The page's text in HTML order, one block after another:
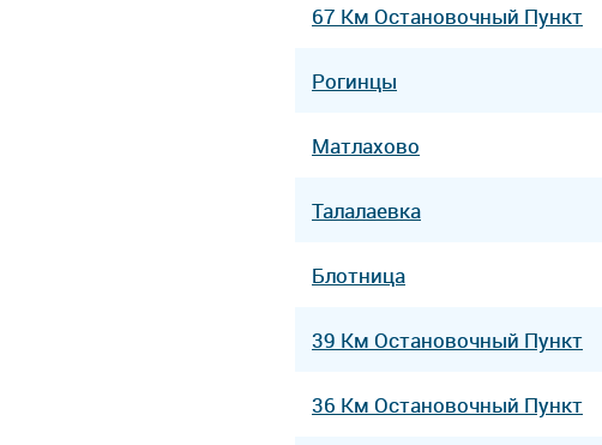
67 Км Остановочный Пункт
Рогинцы
Матлахово
Талалаевка
Блотница
39 Км Остановочный Пункт
36 Км Остановочный Пункт